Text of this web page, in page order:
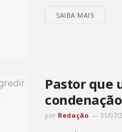
SAIBA MAIS
Pastor que
condenação
por Redação 31/07/